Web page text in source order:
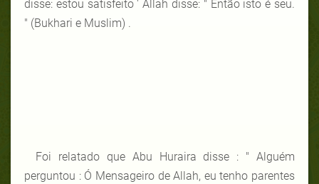
disse: estou satisfeito ' Allah disse: " Então isto é seu.
" (Bukhari e Muslim) .
Foi relatado que Abu Huraira disse : " Alguém
perguntou : Ó Mensageiro de Allah, eu tenho parentes